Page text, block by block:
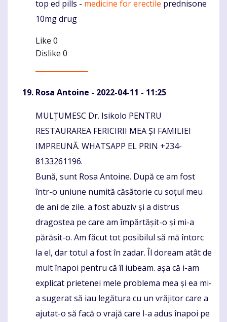
Komentaras
top ed pills - medicine for erectile prednisone
10mg drug
Like 0
Dislike 0
Rosa Antoine - 2022-04-11 - 11:25
Komentaras
MULȚUMESC Dr. Isikolo PENTRU
RESTAURAREA FERICIRII MEA ȘI FAMILIEI
IMPREUNĂ. WHATSAPP EL PRIN +234-
8133261196.
Bună, sunt Rosa Antoine. După ce am fost
într-o uniune numită căsătorie cu soțul meu
de ani de zile. a fost abuziv și a distrus
dragostea pe care am împărtășit-o și mi-a
părăsit-o. Am făcut tot posibilul să mă întorc
la el, dar totul a fost în zadar. Îl doream atât de
mult înapoi pentru că îl iubeam. așa că i-am
explicat prietenei mele problema mea și ea mi-
a sugerat să iau legătura cu un vrăjitor care a
ajutat-o ​​să facă o vrajă care l-a adus înapoi pe